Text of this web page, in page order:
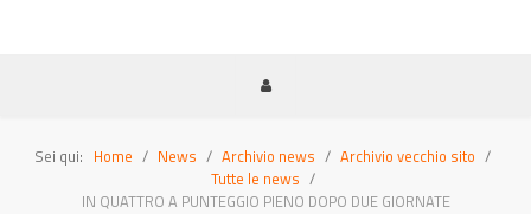
Sei qui: Home News Archivio news
Archivio vecchio sito
Tutte le news
IN QUATTRO A PUNTEGGIO PIENO DOPO DUE GIORNATE